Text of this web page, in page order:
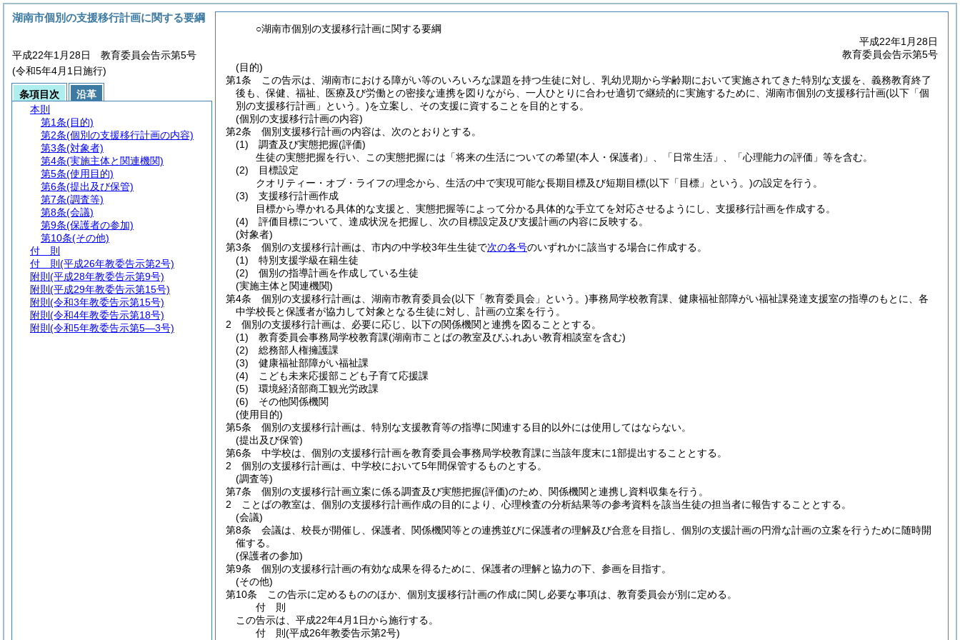
○湖南市個別の支援移行計画に関する要綱
平成22年1月28日
教育委員会告示第5号
(目的)
第1条
この告示は、湖南市における障がい等のいろいろな課題を持つ生徒に対し、乳幼児期から学齢期において実施されてきた特別な支援を、義務教育終了
後も、保健、福祉、医療及び労働との密接な連携を図りながら、一人ひとりに合わせ適切で継続的に実施するために、湖南市個別の支援移行計画(以下「個
別の支援移行計画」という。)を立案し、その支援に資することを目的とする。
(個別の支援移行計画の内容)
第2条
個別支援移行計画の内容は、次のとおりとする。
(1)
調査及び実態把握(評価)
生徒の実態把握を行い、この実態把握には「将来の生活についての希望(本人・保護者) 」、「日常生活」、「心理能力の評価」等を含む。
(2)
目標設定
クオリティー・オブ・ライフの理念から、生活の中で実現可能な長期目標及び短期目標(以下「目標」という。)の設定を行う。
(3)
支援移行計画作成
目標から導かれる具体的な支援と、実態把握等によって分かる具体的な手立てを対応させるようにし、支援移行計画を作成する。
(4)
評価目標について、達成状況を把握し、次の目標設定及び支援計画の内容に反映する。
(対象者)
第3条
個別の支援移行計画は、市内の中学校3年生生徒で次の各号のいずれかに該当する場合に作成する。
(1)
特別支援学級在籍生徒
(2)
個別の指導計画を作成している生徒
(実施主体と関連機関)
第4条
個別の支援移行計画は、湖南市教育委員会(以下「教育委員会」という。)事務局学校教育課、健康福祉部障がい福祉課発達支援室の指導のもとに、各
中学校長と保護者が協力して対象となる生徒に対し、計画の立案を行う。
2
個別の支援移行計画は、必要に応じ、以下の関係機関と連携を図ることとする。
(1)
教育委員会事務局学校教育課(湖南市ことばの教室及びふれあい教育相談室を含む)
(2)
総務部人権擁護課
(3)
健康福祉部障がい福祉課
(4)
こども未来応援部こども子育て応援課
(5)
環境経済部商工観光労政課
(6)
その他関係機関
(使用目的)
第5条
個別の支援移行計画は、特別な支援教育等の指導に関連する目的以外には使用してはならない。
(提出及び保管)
第6条
中学校は、個別の支援移行計画を教育委員会事務局学校教育課に当該年度末に1部提出することとする。
2
個別の支援移行計画は、中学校において5年間保管するものとする。
(調査等)
第7条
個別の支援移行計画立案に係る調査及び実態把握(評価)のため、関係機関と連携し資料収集を行う。
2
ことばの教室は、個別の支援移行計画作成の目的により、心理検査の分析結果等の参考資料を該当生徒の担当者に報告することとする。
(会議)
第8条
会議は、校長が開催し、保護者、関係機関等との連携並びに保護者の理解及び合意を目指し、個別の支援計画の円滑な計画の立案を行うために随時開
催する。
(保護者の参加)
第9条
個別の支援移行計画の有効な成果を得るために、保護者の理解と協力の下、参画を目指す。
(その他)
第10条
この告示に定めるもののほか、個別支援移行計画の作成に関し必要な事項は、教育委員会が別に定める。
付 則
この告示は、平成22年4月1日から施行する。
付 則(平成26年教委告示第2号)
湖南市個別の支援移行計画に関する要綱
平成22年1月28日 教育委員会告示第5号
(令和5年4月1日施行)
条項目次
沿革
本則
第1条(目的)
第2条(個別の支援移行計画の内容)
第3条(対象者)
第4条(実施主体と関連機関)
第5条(使用目的)
第6条(提出及び保管)
第7条(調査等)
第8条(会議)
第9条(保護者の参加)
第10条(その他)
付 則
付 則 (平成26年教委告示第2号)
附則 (平成28年教委告示第9号)
附則 (平成29年教委告示第15号)
附則 (令和3年教委告示第15号)
附則 (令和4年教委告示第18号)
附則 (令和5年教委告示第5―3号)